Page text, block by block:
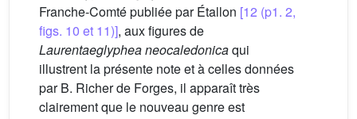
Franche-Comté publiée par Étallon [12 (p1. 2,
figs. 10 et 11)], aux figures de
Laurentaeglyphea neocaledonicaqui
illustrent la présente note et à celles données
par B. Richer de Forges, il apparaît très
clairement que le nouveau genre est